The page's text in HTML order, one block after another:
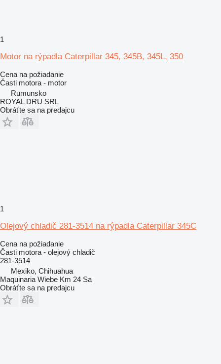
1
Motor na rýpadla Caterpillar 345, 345B, 345L, 350
Cena na požiadanie
Časti motora - motor
Rumunsko
ROYAL DRU SRL
Obráťte sa na predajcu
1
Olejový chladič 281-3514 na rýpadla Caterpillar 345C
Cena na požiadanie
Časti motora - olejový chladič
281-3514
Mexiko, Chihuahua
Maquinaria Wiebe Km 24 Sa
Obráťte sa na predajcu